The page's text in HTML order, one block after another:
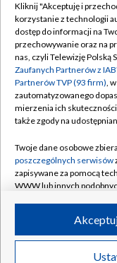
Abonament TVP
Emisja w TVP
Centrum
Naziemna
Rada Programowa
System NOS
Informacje o
Program dla prasy
©2026
Kliknij "Akceptuję i
korzystanie z technologii
dostęp do informacji na
przechowywanie oraz na
nas, czyli Telewizję Polską
Zaufanych Partnerów z
Partnerów TVP (93 firm),
zautomatyzowanego
mierzenia ich
także zgody na
Twoje dane osobowe
poszczególnych serwisów
zapisywane za pomocą
WWW lub innych
ruchu w Internecie.
Twoje dane osobowe